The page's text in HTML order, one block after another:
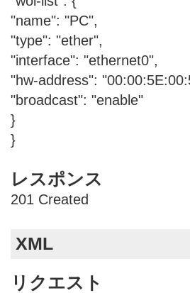
"name": "PC",
"type": "ether",
"interface": "ethernet0",
"hw-address":
"broadcast": "enable"
}
}
レスポンス
201 Created
XML
リクエスト